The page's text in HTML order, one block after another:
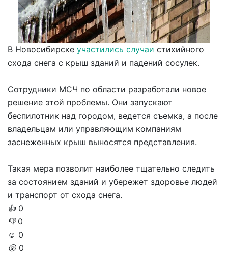
В Новосибирске участились случаи стихийного
схода снега с крыш зданий и падений сосулек.
Сотрудники МСЧ по области разработали новое
решение этой проблемы. Они запускают
беспилотник над городом, ведется съемка, а после
владельцам или управляющим компаниям
заснеженных крыш выносятся представления.
Такая мера позволит наиболее тщательно следить
за состоянием зданий и убережет здоровье людей
и транспорт от схода снега.
👍 0
👎 0
☺️ 0
😲 0